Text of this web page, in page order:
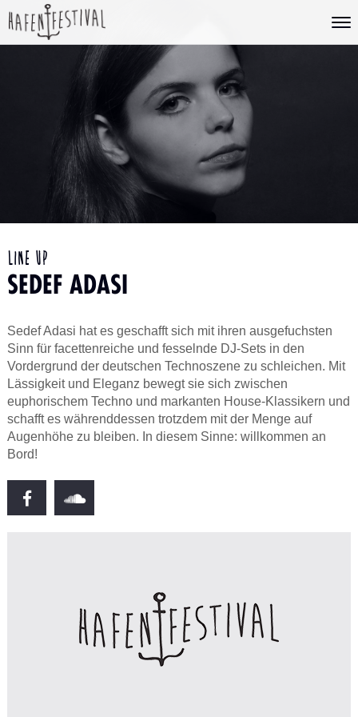
Line Up
SEDEF ADASI
Sedef Adasi hat es geschafft sich mit ihren ausgefuchsten
Sinn für facettenreiche und fesselnde DJ-Sets in den
Vordergrund der deutschen Technoszene zu schleichen. Mit
Lässigkeit und Eleganz bewegt sie sich zwischen
euphorischem Techno und markanten House-Klassikern und
schafft es währenddessen trotzdem mit der Menge auf
Augenhöhe zu bleiben. In diesem Sinne: willkommen an
Bord!